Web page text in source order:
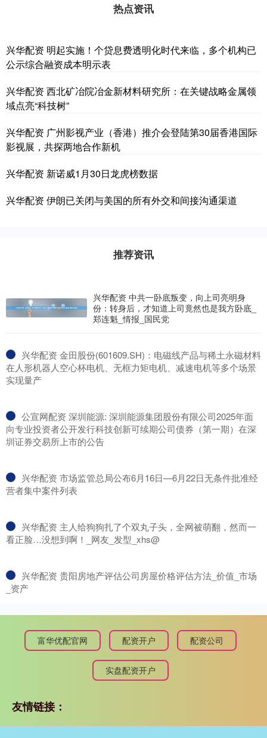
热点资讯
兴华配资 明起实施！个贷息费透明化时代来临，多个机构已
公示综合融资成本明示表
兴华配资 西北矿冶院冶金新材料研究所：在关键战略金属领
域点亮“科技树”
兴华配资 广州影视产业（香港）推介会登陆第30届香港国际
影视展，共探两地合作新机
兴华配资 新诺威1月30日龙虎榜数据
兴华配资 伊朗已关闭与美国的所有外交和间接沟通渠道
推荐资讯
兴华配资 中共一卧底叛变，向上司亮明身
份：转身后，才知道上司竟然也是我方卧底_
郑连魁_情报_国民党
​兴华配资 金田股份(601609.SH)：电磁线产品与稀土永磁材料
在人形机器人空心杯电机、无框力矩电机、减速电机等多个场景
实现量产
​公宣网配资 深圳能源: 深圳能源集团股份有限公司2025年面
向专业投资者公开发行科技创新可续期公司债券（第一期）在深
圳证券交易所上市的公告
​兴华配资 市场监管总局公布6月16日—6月22日无条件批准经
营者集中案件列表
​兴华配资 主人给狗狗扎了个双丸子头，全网被萌翻，然而一
看正脸…没想到啊！_网友_发型_xhs@
​兴华配资 贵阳房地产评估公司房屋价格评估方法_价值_市场
_资产
富华优配官网 配资开户 配资公司
实盘配资开户
友情链接：